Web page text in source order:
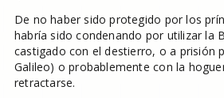
De no haber sido protegido por los
habría sido condenando por utilizar la
castigado con el destierro, o a prisión
Galileo) o probablemente con la
retractarse.